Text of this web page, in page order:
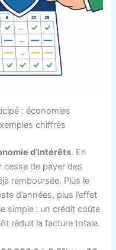
: économies
chiffrés
d’intérêts. En
cesse de payer des
remboursée. Plus le
d’années, plus l’effet
simple : un crédit coûte
réduit la facture totale.